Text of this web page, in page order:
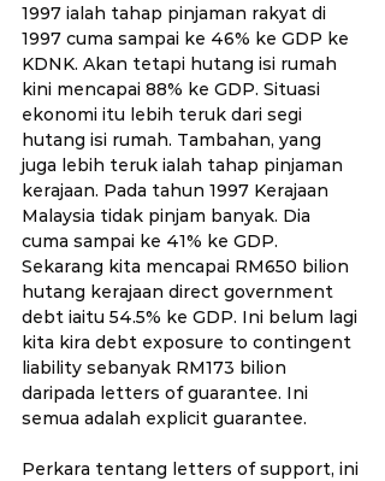
1997 ialah tahap pinjaman rakyat di
1997 cuma sampai ke 46% ke GDP ke
KDNK. Akan tetapi hutang isi rumah
kini mencapai 88% ke GDP. Situasi
ekonomi itu lebih teruk dari segi
hutang isi rumah. Tambahan, yang
juga lebih teruk ialah tahap pinjaman
kerajaan. Pada tahun 1997 Kerajaan
Malaysia tidak pinjam banyak. Dia
cuma sampai ke 41% ke GDP.
Sekarang kita mencapai RM650 bilion
hutang kerajaan direct government
debt iaitu 54.5% ke GDP. Ini belum lagi
kita kira debt exposure to contingent
liability sebanyak RM173 bilion
daripada letters of guarantee. Ini
semua adalah explicit guarantee.
Perkara tentang letters of support, ini